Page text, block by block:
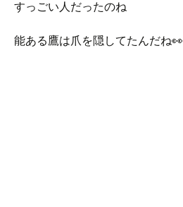
すっごい人だったのね
能ある鷹は爪を隠してたんだね👀